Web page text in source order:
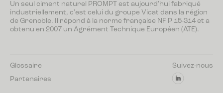
Un seul ciment naturel PROMPT est aujourd'hui fabriqué
industriellement, c'est celui du groupe Vicat dans la région
de Grenoble. Il répond à la norme française NF P 15-314 et a
obtenu en 2007 un Agrément Technique Européen (ATE).
Glossaire
Partenaires
Suivez-nous